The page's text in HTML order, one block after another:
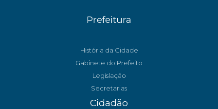
Prefeitura
História da Cidade
Gabinete do Prefeito
Legislação
Secretarias
Cidadão